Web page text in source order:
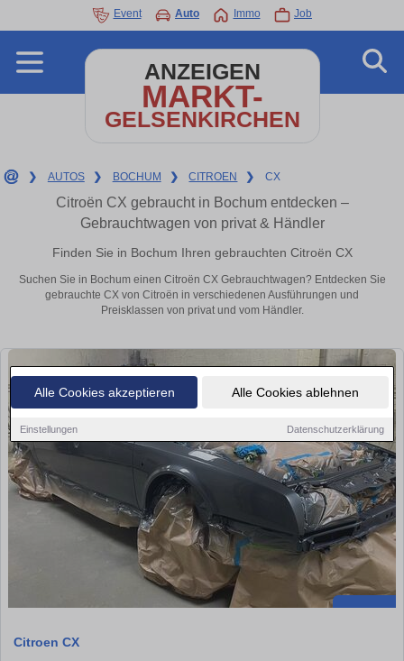
Alle Cookies akzeptieren Alle Cookies ablehnen
Einstellungen Datenschutzerklärung
Event Auto Immo Job
ANZEIGEN
MARKT-
GELSENKIRCHEN
❯ AUTOS ❯ BOCHUM ❯ CITROEN ❯ CX
Citroën CX gebraucht in Bochum entdecken –
Gebrauchtwagen von privat & Händler
Finden Sie in Bochum Ihren gebrauchten Citroën CX
Suchen Sie in Bochum einen Citroën CX Gebrauchtwagen? Entdecken Sie
gebrauchte CX von Citroën in verschiedenen Ausführungen und
Preisklassen von privat und vom Händler.
Citroen CX